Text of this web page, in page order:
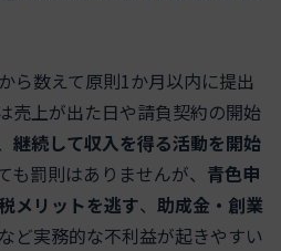
ら数えて原則1か月以内に提出
売上が出た日や請負契約の開始
継続して収入を得る活動を開始
も罰則はありませんが、 青色申
メリットを逃す、 助成金・創業
など実務的な不利益が起きやすい